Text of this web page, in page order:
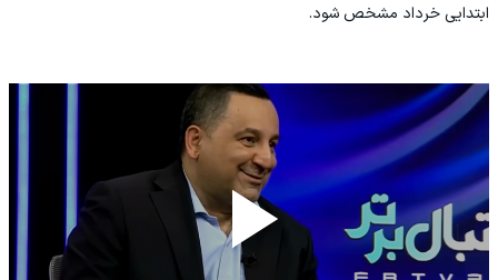
ابتدایی خرداد مشخص شود.